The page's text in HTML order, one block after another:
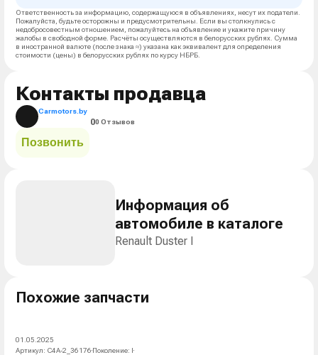
Ответственность за информацию, содержащуюся в объявлениях, несут их податели.
Пожалуйста, будьте осторожны и предусмотрительны. Если вы столкнулись с
недобросовестным отношением, пожалуйтесь на объявление и укажите причину
жалобы в свободной форме. Расчёты осуществляются в белорусских рублях. Сумма
в иностранной валюте (после знака ≈) указана как эквивалент для определения
стоимости (цены) в белорусских рублях по курсу НБРБ.
Контакты продавца
Carmotors.by
00 Отзывов
Позвонить
Информация об
автомобиле в каталоге
Renault Duster I
Похожие запчасти
01.05.2025
Артикул: C4A-2_36176 Поколение: I